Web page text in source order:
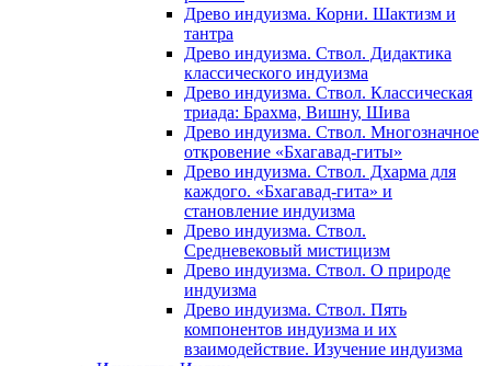
Древо индуизма. Корни. Шактизм и
тантра
Древо индуизма. Ствол. Дидактика
классического индуизма
Древо индуизма. Ствол. Классическая
триада: Брахма, Вишну, Шива
Древо индуизма. Ствол. Многозначное
откровение «Бхагавад-гиты»
Древо индуизма. Ствол. Дхарма для
каждого. «Бхагавад-гита» и
становление индуизма
Древо индуизма. Ствол.
Средневековый мистицизм
Древо индуизма. Ствол. О природе
индуизма
Древо индуизма. Ствол. Пять
компонентов индуизма и их
взаимодействие. Изучение индуизма